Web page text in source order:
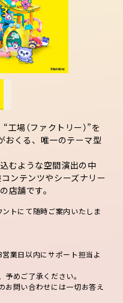
工場（ファクトリー）”を
くる、唯一のテーマ型
むような空間演出の中
ンテンツやシーズナリー
店舗です。
トにて随時ご案内いたしま
業日以内にサポート担当よ
めご了承ください。
問い合わせには一切お答え